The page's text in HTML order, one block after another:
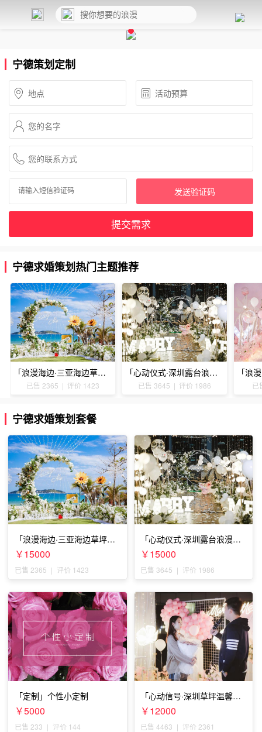
宁德策划定制
发送验证码
提交需求
宁德求婚策划热门主题推荐
「浪漫海边·三亚海边草坪浪漫求婚」
已售 2365 | 评价 1423
「心动仪式·深圳露台浪漫求婚」
已售 3645 | 评价 1986 已
宁德求婚策划套餐
「浪漫海边·三亚海边草坪浪
漫求婚」
￥15000
已售 2365 | 评价 1423
「心动仪式·深圳露台浪漫求
婚」
￥15000
已售 3645 | 评价 1986
「定制」个性小定制
￥5000
已售 233 | 评价 144
「心动信号·深圳草坪温馨求
婚」
￥12000
已售 4463 | 评价 2361